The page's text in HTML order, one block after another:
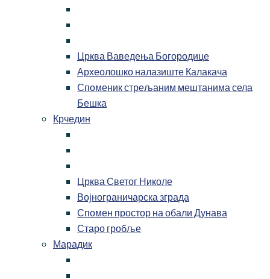
Црква Ваведења Богородице
Археолошко налазиште Калакача
Споменик стрељаним мештанима села
Бешка
Крчедин
Црква Светог Николе
Војнограничарска зграда
Спомен простор на обали Дунава
Старо гробље
Марадик